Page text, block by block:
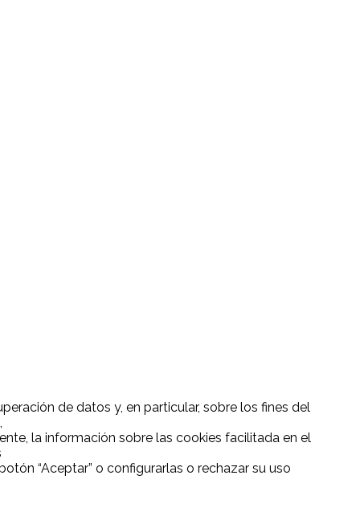
de datos y, en particular, sobre los fines del
la información sobre las cookies facilitada en el
“Aceptar” o configurarlas o rechazar su uso